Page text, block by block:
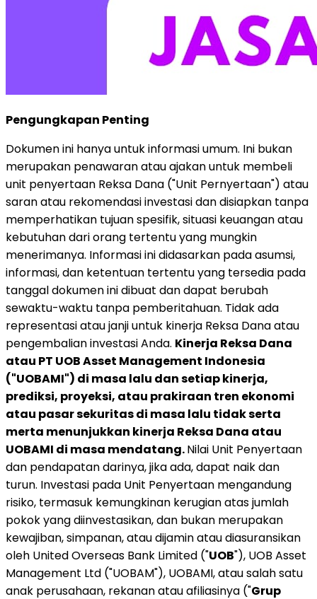
Pengungkapan Penting
Dokumen ini hanya untuk informasi umum. Ini bukan
merupakan penawaran atau ajakan untuk membeli
unit penyertaan Reksa Dana ("Unit Pernyertaan") atau
saran atau rekomendasi investasi dan disiapkan tanpa
memperhatikan tujuan spesifik, situasi keuangan atau
kebutuhan dari orang tertentu yang mungkin
menerimanya. Informasi ini didasarkan pada asumsi,
informasi, dan ketentuan tertentu yang tersedia pada
tanggal dokumen ini dibuat dan dapat berubah
sewaktu-waktu tanpa pemberitahuan. Tidak ada
representasi atau janji untuk kinerja Reksa Dana atau
pengembalian investasi Anda. Kinerja Reksa Dana
atau PT UOB Asset Management Indonesia
("UOBAMI") di masa lalu dan setiap kinerja,
prediksi, proyeksi, atau prakiraan tren ekonomi
atau pasar sekuritas di masa lalu tidak serta
merta menunjukkan kinerja Reksa Dana atau
UOBAMI di masa mendatang.Nilai Unit Penyertaan
dan pendapatan darinya, jika ada, dapat naik dan
turun. Investasi pada Unit Penyertaan mengandung
risiko, termasuk kemungkinan kerugian atas jumlah
pokok yang diinvestasikan, dan bukan merupakan
kewajiban, simpanan, atau dijamin atau diasuransikan
oleh United Overseas Bank Limited ("UOB"), UOB Asset
Management Ltd ("UOBAM"), UOBAMI, atau salah satu
anak perusahaan, rekanan atau afiliasinya ("Grup